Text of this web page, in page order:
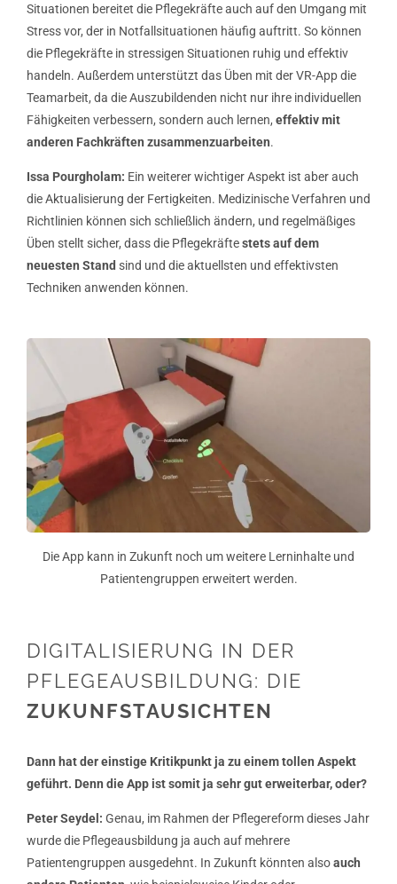
Situationen bereitet die Pflegekräfte auch auf den Umgang mit
Stress vor, der in Notfallsituationen häufig auftritt. So können
die Pflegekräfte in stressigen Situationen ruhig und effektiv
handeln. Außerdem unterstützt das Üben mit der VR-App die
Teamarbeit, da die Auszubildenden nicht nur ihre individuellen
Fähigkeiten verbessern, sondern auch lernen, effektiv mit
anderen Fachkräften zusammenzuarbeiten.
Issa Pourgholam: Ein weiterer wichtiger Aspekt ist aber auch
die Aktualisierung der Fertigkeiten. Medizinische Verfahren und
Richtlinien können sich schließlich ändern, und regelmäßiges
Üben stellt sicher, dass die Pflegekräftestets auf dem
neuesten Stand sind und die aktuellsten und effektivsten
Techniken anwenden können.
Die App kann in Zukunft noch um weitere Lerninhalte und
Patientengruppen erweitert werden.
DIGITALISIERUNG IN DER
PFLEGEAUSBILDUNG: DIE
ZUKUNFSTAUSICHTEN
Dann hat der einstige Kritikpunkt ja zu einem tollen Aspekt
geführt. Denn die App ist somit ja sehr gut erweiterbar, oder?
Peter Seydel: Genau, im Rahmen der Pflegereform dieses Jahr
wurde die Pflegeausbildung ja auch auf mehrere
Patientengruppen ausgedehnt. In Zukunft könnten alsoauch